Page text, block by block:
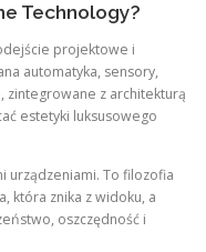
Technology?
projektowe i
automatyka, sensory,
zintegrowane z architekturą
estetyki luksusowego
urządzeniami. To filozofia
która znika z widoku, a
oszczędność i